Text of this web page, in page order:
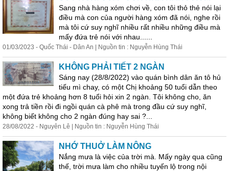
Sang nhà hàng xóm chơi về, con tôi thỏ thẻ nói lại
điều mà con của người hàng xóm đã nói, nghe rồi
mà tôi cứ suy nghĩ nhiều rất nhiều những điều mà
mấy đứa trẻ nói với nhau......
01/03/2023 - Quốc Thái - Dân An | Nguồn tin : Nguyễn Hùng Thái
KHÔNG PHẢI TIẾT 2 NGÀN
Sáng nay (28/8/2022) vào quán bình dân ăn tô hủ
tiếu mì chay, có một Chị khoảng 50 tuổi dẫn theo
một đứa trẻ khoảng hơn 8 tuổi hỏi xin 2 ngàn. Tôi không cho, ăn
xong trả tiền rồi đi ngồi quán cà phê mà trong đầu cứ suy nghĩ,
không biết không cho 2 ngàn đúng hay sai ?...
28/08/2022 - Nguyên Lê | Nguồn tin : Nguyễn Hùng Thái
NHỚ THUỞ LÀM NÔNG
Nắng mưa là việc của trời mà. Mấy ngày qua cũng
thế , trời mưa làm cho nhiều tuyến lộ trong nội